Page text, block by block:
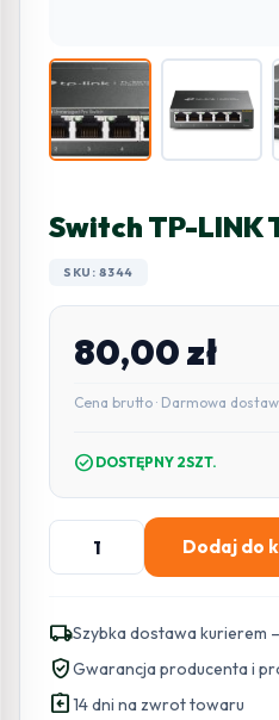
Switch TP-LINK
SKU: 8344
80,00zł
Cena brutto · Darmowa
check_circle DOSTĘPNY 2SZT.
ilość
Switch
TL-
SG105E
Dodaj do
local_shippingSzybka dostawa kurierem
verified_userGwarancja producenta i
assignment_return14 dni na zwrot towaru